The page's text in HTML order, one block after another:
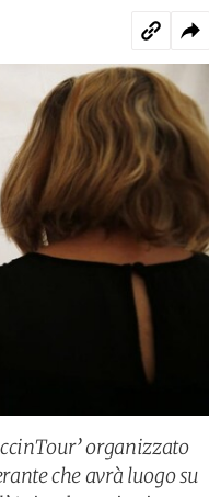
organizzato
che avrà luogo su